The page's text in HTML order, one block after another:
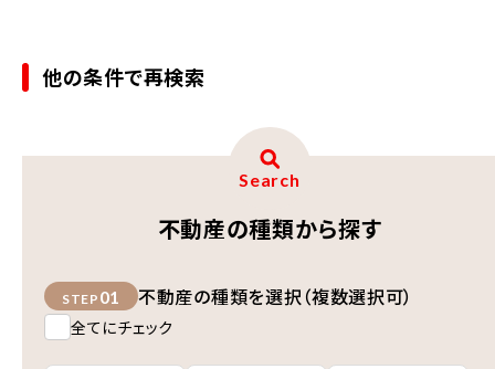
他の条件で再検索
Search
不動産の種類から探す
STEP 01 不動産の種類を選択（複数選択可）
全てにチェック